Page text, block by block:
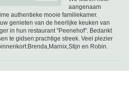
aangenaam
authentieke mooie familiekamer.
genieten van de heerlijke keuken van
in hun restaurant "Peenehof". Bedankt
te gidsen:prachtige streek. Veel plezier
en Robin.